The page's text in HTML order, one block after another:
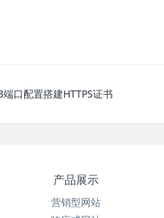
口配置搭建HTTPS证书
产品展示
营销型网站